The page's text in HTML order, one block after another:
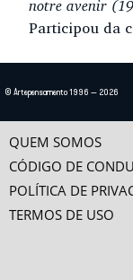
Ensaio(s) e
JEAN-PAUL SARTRE, UM
Sartre não foi só o
e ainda é – um dos
notre avenir
Participou da
© Artepensamento 1996 — 2026
QUEM SOMOS
CÓDIGO DE
POLÍTICA DE
TERMOS DE USO